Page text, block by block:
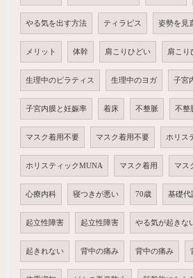
やる気を出す方法 ティラピス 姿勢を見
メリット 体幹 肩こりひどい 肩こり
生理中のピラティス 生理中のヨガ 子宮
子宮内膜と妊娠率 着床 不整脈 不整
マスク着用不要 マスク着用不要 ホリス
ホリスティックMUNA マスク着用 マス
心療内科 寝つきが悪い 70歳 基礎代
起立性障害 起立性障害 やる気が起きな
起きれない 背中の痛み 背中の痛み